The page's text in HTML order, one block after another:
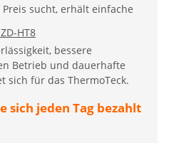
sucht, erhält einfache
bessere
Betrieb und dauerhafte
sich für das ThermoTeck.
sich jeden Tag bezahlt